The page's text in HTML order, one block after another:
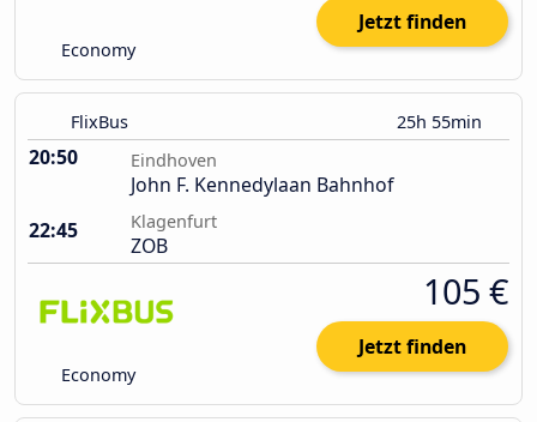
Economy
Jetzt finden
FlixBus 25h 55min
20:50 Eindhoven
John F. Kennedylaan Bahnhof
22:45
Klagenfurt
ZOB
Economy
105 €
Jetzt finden